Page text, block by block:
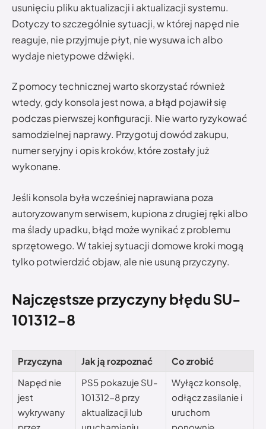
usunięciu pliku aktualizacji i aktualizacji systemu.
Dotyczy to szczególnie sytuacji, w której napęd nie
reaguje, nie przyjmuje płyt, nie wysuwa ich albo
wydaje nietypowe dźwięki.
Z pomocy technicznej warto skorzystać również
wtedy, gdy konsola jest nowa, a błąd pojawił się
podczas pierwszej konfiguracji. Nie warto ryzykować
samodzielnej naprawy. Przygotuj dowód zakupu,
numer seryjny i opis kroków, które zostały już
wykonane.
Jeśli konsola była wcześniej naprawiana poza
autoryzowanym serwisem, kupiona z drugiej ręki albo
ma ślady upadku, błąd może wynikać z problemu
sprzętowego. W takiej sytuacji domowe kroki mogą
tylko potwierdzić objaw, ale nie usuną przyczyny.
Najczęstsze przyczyny błędu SU-
101312-8
Przyczyna Jak ją rozpoznać
Co zrobić
Napęd nie
jest
wykrywany
PS5 pokazuje SU-
101312-8 przy
aktualizacji lub
Wyłącz konsolę,
odłącz zasilanie i
uruchom